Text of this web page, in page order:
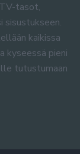
tasot,
kaikissa
kyseessä pieni
tutustumaan